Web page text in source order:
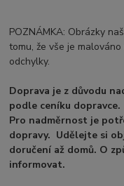
POZNÁMKA: Obrázky
tomu, že vše je
odchylky.
Doprava je z důvodu
podle ceníku dopravce.
Pro nadměrnost je
dopravy. Udělejte si
doručení až domů. O
informovat.